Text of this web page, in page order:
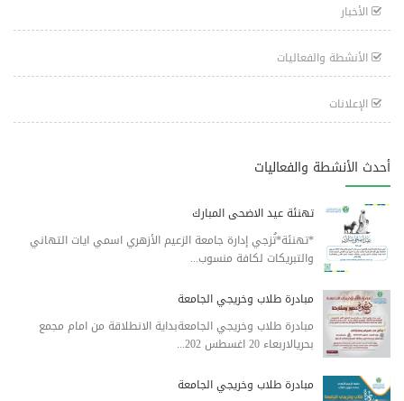
الأخبار
الأنشطة والفعاليات
الإعلانات
أحدث الأنشطة والفعاليات
تهنئة عيد الاضحى المبارك
*تهنئة*تُزجي إدارة جامعة الزعيم الأزهري اسمي ايات التهاني
والتبريكات لكافة منسوب...
مبادرة طلاب وخريجي الجامعة
مبادرة طلاب وخريجي الجامعةبداية الانطلاقة من امام مجمع
بحريالاربعاء 20 اغسطس 202...
مبادرة طلاب وخريجي الجامعة